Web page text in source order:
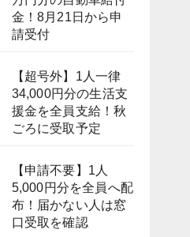
金！8月21日から申
請受付
【超号外】1人一律
34,000円分の生活支
援金を全員支給！秋
ごろに受取予定
【申請不要】1人
5,000円分を全員へ配
布！届かない人は窓
口受取を確認